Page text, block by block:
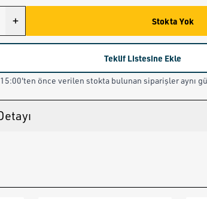
Stokta Yok
Teklif Listesine Ekle
15:00'ten önce verilen stokta bulunan siparişler aynı